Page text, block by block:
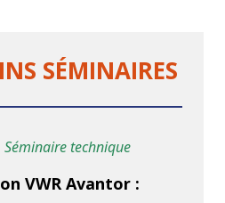
SÉMINAIRES
Séminaire technique
VWR Avantor :